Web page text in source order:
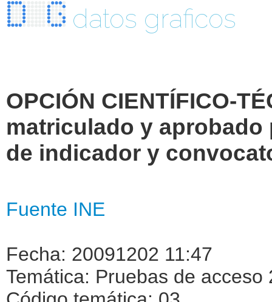
datos graficos
OPCIÓN CIENTÍFICO-
matriculado y
de indicador y
Fuente INE
Fecha: 20091202 11:47
Temática: Pruebas de